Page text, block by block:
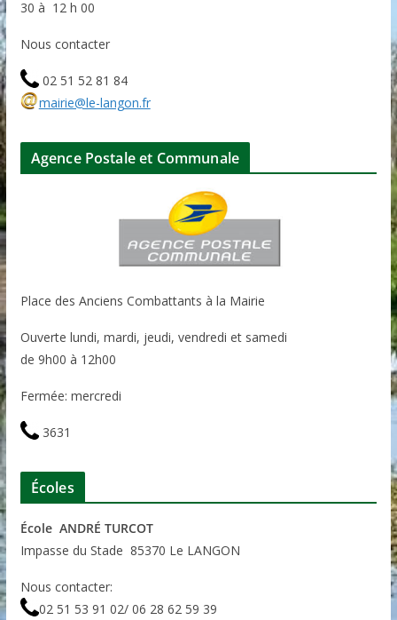
30 à 12 h 00
Nous contacter
02 51 52 81 84
mairie@le-langon.fr
Agence Postale et Communale
Place des Anciens Combattants à la Mairie
Ouverte lundi, mardi, jeudi, vendredi et samedi
de 9h00 à 12h00
Fermée: mercredi
3631
Écoles
École ANDRÉ TURCOT
Impasse du Stade 85370 Le LANGON
Nous contacter:
02 51 53 91 02/ 06 28 62 59 39